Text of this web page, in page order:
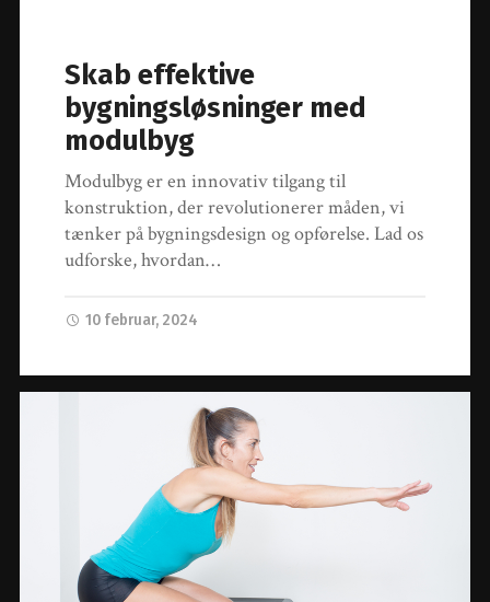
Skab effektive
bygningsløsninger med
modulbyg
Modulbyg er en innovativ tilgang til
konstruktion, der revolutionerer måden, vi
tænker på bygningsdesign og opførelse. Lad os
udforske, hvordan…
10 februar, 2024